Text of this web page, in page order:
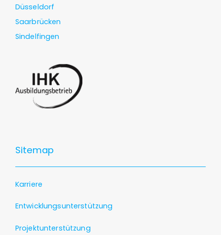
Düsseldorf
Saarbrücken
Sindelfingen
Sitemap
Karriere
Entwicklungsunterstützung
Projektunterstützung